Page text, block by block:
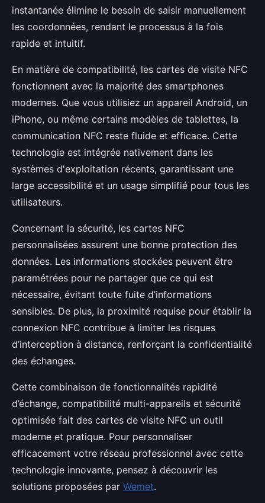
instantanée élimine le besoin de saisir manuellement
les coordonnées, rendant le processus à la fois
rapide et intuitif.
En matière de compatibilité, les cartes de visite NFC
fonctionnent avec la majorité des smartphones
modernes. Que vous utilisiez un appareil Android, un
iPhone, ou même certains modèles de tablettes, la
communication NFC reste fluide et efficace. Cette
technologie est intégrée nativement dans les
systèmes d'exploitation récents, garantissant une
large accessibilité et un usage simplifié pour tous les
utilisateurs.
Concernant la sécurité, les cartes NFC
personnalisées assurent une bonne protection des
données. Les informations stockées peuvent être
paramétrées pour ne partager que ce qui est
nécessaire, évitant toute fuite d’informations
sensibles. De plus, la proximité requise pour établir la
connexion NFC contribue à limiter les risques
d’interception à distance, renforçant la confidentialité
des échanges.
Cette combinaison de fonctionnalités rapidité
d’échange, compatibilité multi-appareils et sécurité
optimisée fait des cartes de visite NFC un outil
moderne et pratique. Pour personnaliser
efficacement votre réseau professionnel avec cette
technologie innovante, pensez à découvrir les
solutions proposées par Wemet.